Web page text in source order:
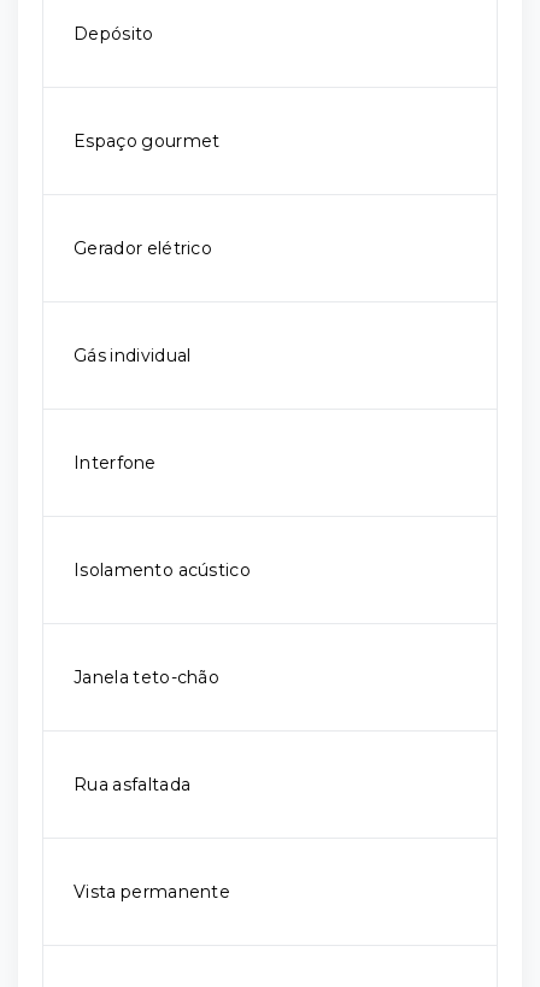
Depósito
Espaço gourmet
Gerador elétrico
Gás individual
Interfone
Isolamento acústico
Janela teto-chão
Rua asfaltada
Vista permanente